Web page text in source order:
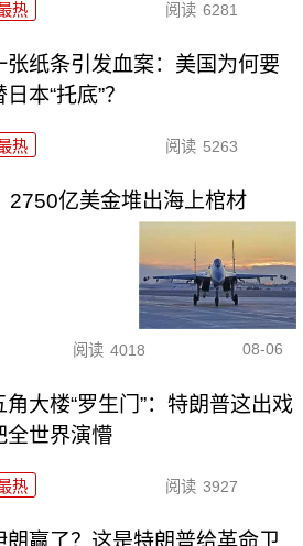
热 阅读 6281
张纸条引发血案：美国为何要
日本“托底”？
热 阅读 5263
2750亿美金堆出海上棺材
阅读 4018 08-06
角大楼“罗生门”：特朗普这出戏
全世界演懵
热 阅读 3927
朗赢了？这是特朗普给革命卫